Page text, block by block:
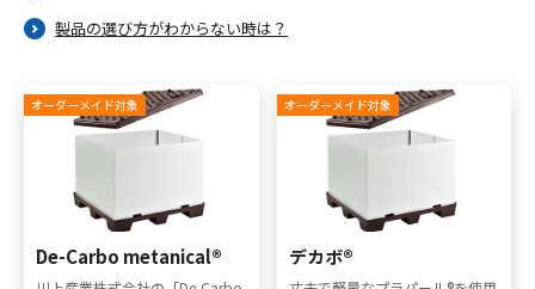
活用事例
川上産業について
お問い合わせ
製品の選び方がわからない時は？
オーダーメイド対象
De-Carbo metanical®
オーダーメイド対象
デカボ®